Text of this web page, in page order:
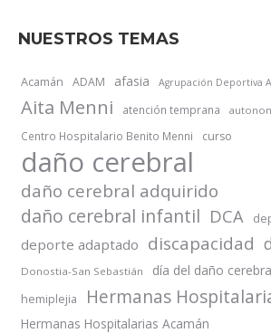
NUESTROS TEMAS
Acamán ADAM afasia Agrupación Deportiva
Aita Menni atención temprana
Centro Hospitalario Benito Menni curso
daño cerebral
daño cerebral adquirido
daño cerebral infantil DCA
deporte adaptado discapacidad
Donostia-San Sebastián día del daño
hemiplejia Hermanas
Hermanas Hospitalarias Acamán